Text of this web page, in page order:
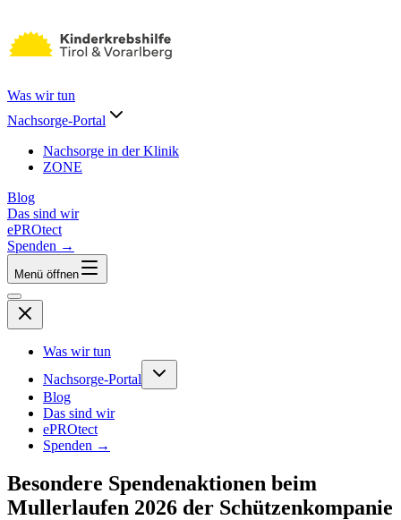
Was wir tun
Nachsorge-Portal
Nachsorge in der Klinik
ZONE
Blog
Das sind wir
ePROtect
Spenden →
Menü öffnen
Was wir tun
Nachsorge-Portal
Blog
Das sind wir
ePROtect
Spenden →
Besondere Spendenaktionen beim
Mullerlaufen 2026 der Schützenkompanie